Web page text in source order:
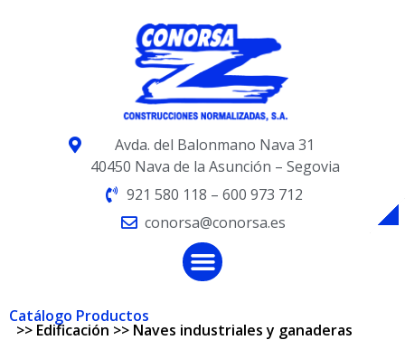
Avda. del Balonmano Nava 31
40450 Nava de la Asunción – Segovia
921 580 118 – 600 973 712
conorsa@conorsa.es
Catálogo Productos
>> Edificación >> Naves industriales y ganaderas